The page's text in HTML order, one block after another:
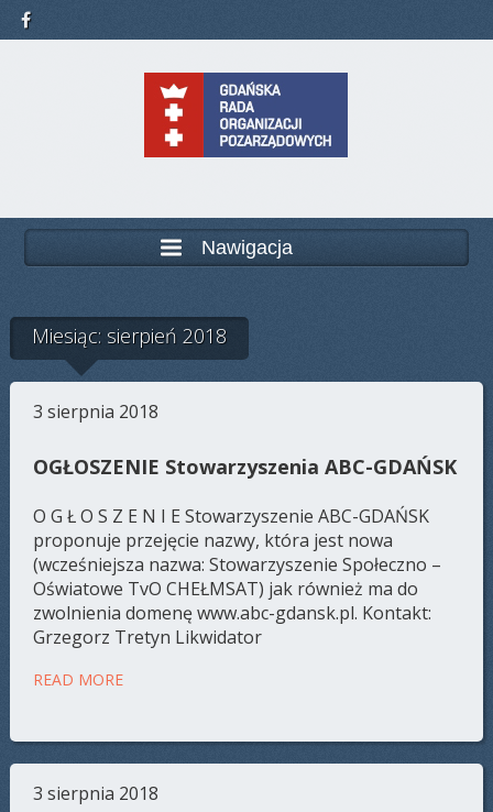
Nawigacja
Miesiąc: sierpień 2018
3 sierpnia 2018
OGŁOSZENIE Stowarzyszenia ABC-GDAŃSK
O G Ł O S Z E N I E Stowarzyszenie ABC-GDAŃSK
proponuje przejęcie nazwy, która jest nowa
(wcześniejsza nazwa: Stowarzyszenie Społeczno –
Oświatowe TvO CHEŁMSAT) jak również ma do
zwolnienia domenę www.abc-gdansk.pl. Kontakt:
Grzegorz Tretyn Likwidator
READ MORE
3 sierpnia 2018